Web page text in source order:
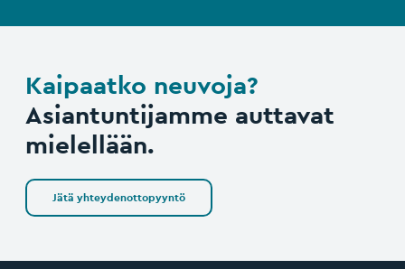
Kaipaatko neuvoja?
Asiantuntijamme auttavat
mielellään.
Jätä yhteydenottopyyntö